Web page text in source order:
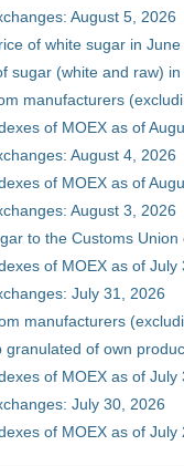
August 5, 2026
of white sugar in
sugar (white and raw)
manufacturers
of MOEX as of
August 4, 2026
of MOEX as of
August 3, 2026
to the Customs
of MOEX as of July
July 31, 2026
manufacturers
granulated of own
of MOEX as of July
July 30, 2026
of MOEX as of July